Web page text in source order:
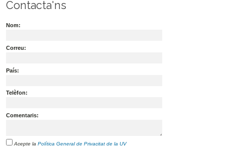
Contacta'ns
Nom:
Correu:
País:
Telèfon:
Comentaris:
Acepte la Política General de Privacitat de la UV